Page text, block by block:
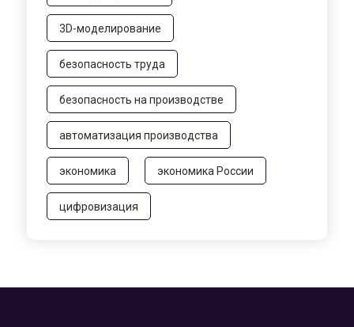
3D-моделирование
безопасность труда
безопасность на производстве
автоматизация производства
экономика экономика России
цифровизация